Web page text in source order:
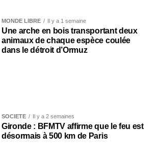
MONDE LIBRE Il y a 1 semaine
Une arche en bois transportant deux
animaux de chaque espèce coulée
dans le détroit d’Ormuz
SOCIÉTÉ Il y a 2 semaines
Gironde : BFMTV affirme que le feu est
désormais à 500 km de Paris